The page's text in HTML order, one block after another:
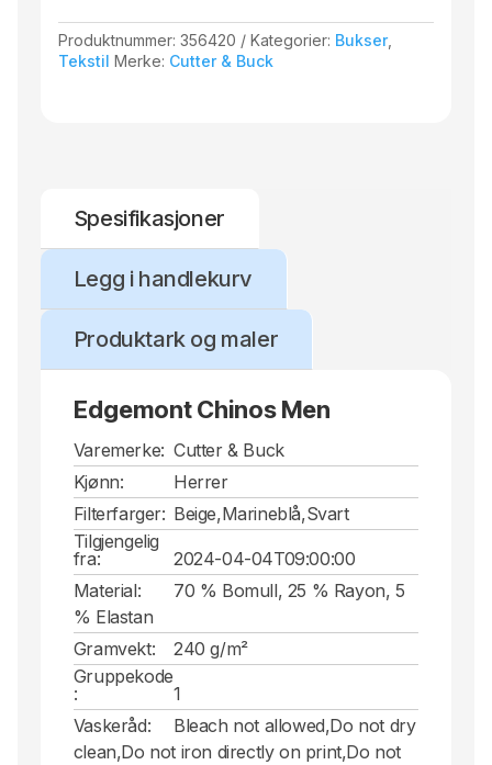
Produktnummer:356420 Kategorier: Bukser,
Tekstil Merke: Cutter & Buck
Spesifikasjoner
Legg i handlekurv
Produktark og maler
Edgemont Chinos Men
Varemerke: Cutter & Buck
Kjønn:
Herrer
Filterfarger: Beige,Marineblå,Svart
Tilgjengelig
fra:
2024-04-04T09:00:00
Material:
70 % Bomull, 25 % Rayon, 5
% Elastan
Gramvekt:
240 g/m²
Gruppekode
:
1
Vaskeråd:
Bleach not allowed,Do not dry
clean,Do not iron directly on print,Do not